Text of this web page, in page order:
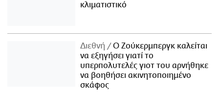
κλιματιστικό
Διεθνή
Ο Ζούκερμπεργκ καλείται
να εξηγήσει γιατί το
υπερπολυτελές γιοτ του αρνήθηκε
να βοηθήσει ακινητοποιημένο
σκάφος